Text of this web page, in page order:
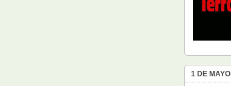
1 DE MAYO